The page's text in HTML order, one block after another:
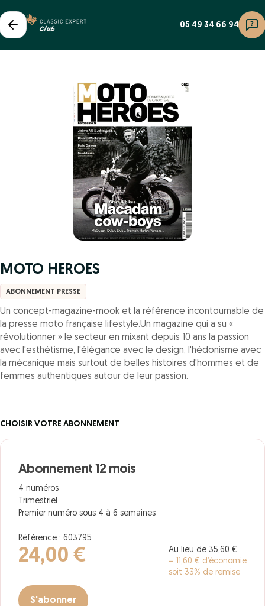
05 49 34 66 94
MOTO HEROES
ABONNEMENT PRESSE
Un concept-magazine-mook et la référence incontournable de
la presse moto française lifestyle.Un magazine qui a su «
révolutionner » le secteur en mixant depuis 10 ans la passion
avec l'esthétisme, l'élégance avec le design, l'hédonisme avec
la mécanique mais surtout de belles histoires d'hommes et de
femmes authentiques autour de leur passion.
CHOISIR VOTRE ABONNEMENT
Abonnement 12 mois
4 numéros
Trimestriel
Premier numéro sous 4 à 6 semaines
Référence : 603795
24,00 €
Au lieu de 35,60 €
= 11,60 € d’économie
soit 33% de remise
S'abonner